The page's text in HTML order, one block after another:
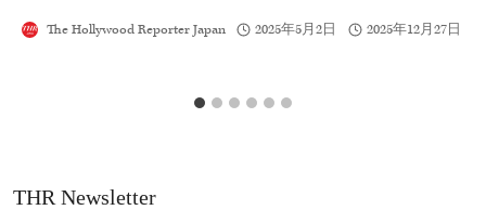
The Hollywood Reporter Japan 2025年5月2日 2025年12月27日
THR Newsletter